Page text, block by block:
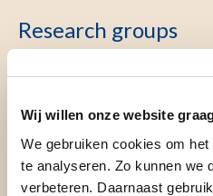
Wij willen onze website
We gebruiken cookies om
te analyseren. Zo kunnen we
verbeteren. Daarnaast
Research groups
Alemany group – Stochastic
het Engels)